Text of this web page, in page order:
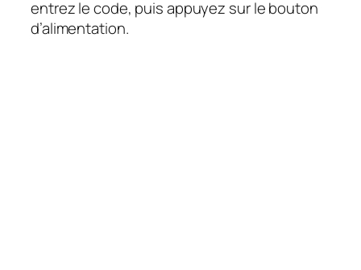
entrez le code, puis appuyez sur le bouton
d’alimentation.